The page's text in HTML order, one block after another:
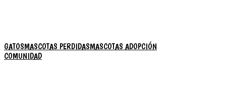
GATOSMASCOTAS PERDIDASMASCOTAS ADOPCIÓN
COMUNIDAD